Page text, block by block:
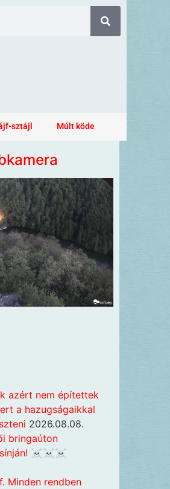
sztájl Múlt köde
azért nem építettek
a hazugságaikkal
2026.08.08.
bringaúton
csínján! ☠️☠️☠️
Minden rendben